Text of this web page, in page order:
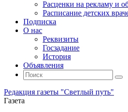
Расценки на рекламу и
Расписание детских
Подписка
О нас
Реквизиты
Госзадание
История
Объявления
Поиск
Искать:
Редакция газеты "Светлый путь"
Газета